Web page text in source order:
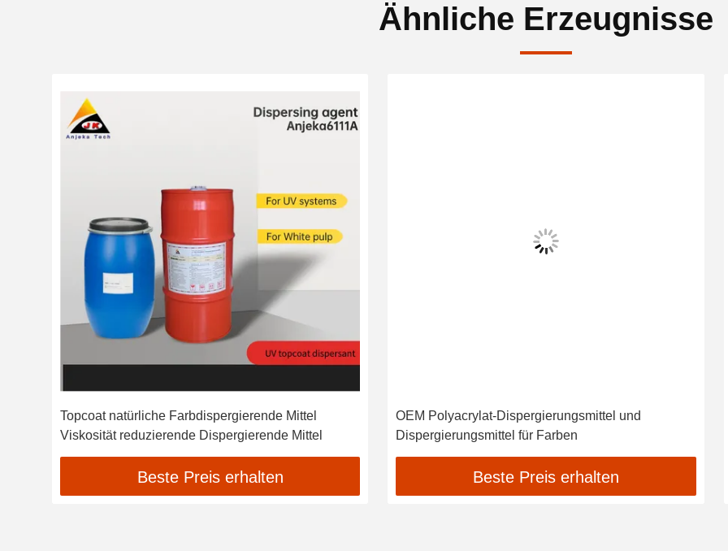
Ähnliche Erzeugnisse
Topcoat natürliche Farbdispergierende Mittel
Viskosität reduzierende Dispergierende Mittel
Beste Preis erhalten
OEM Polyacrylat-Dispergierungsmittel und
Dispergierungsmittel für Farben
Beste Preis erhalten